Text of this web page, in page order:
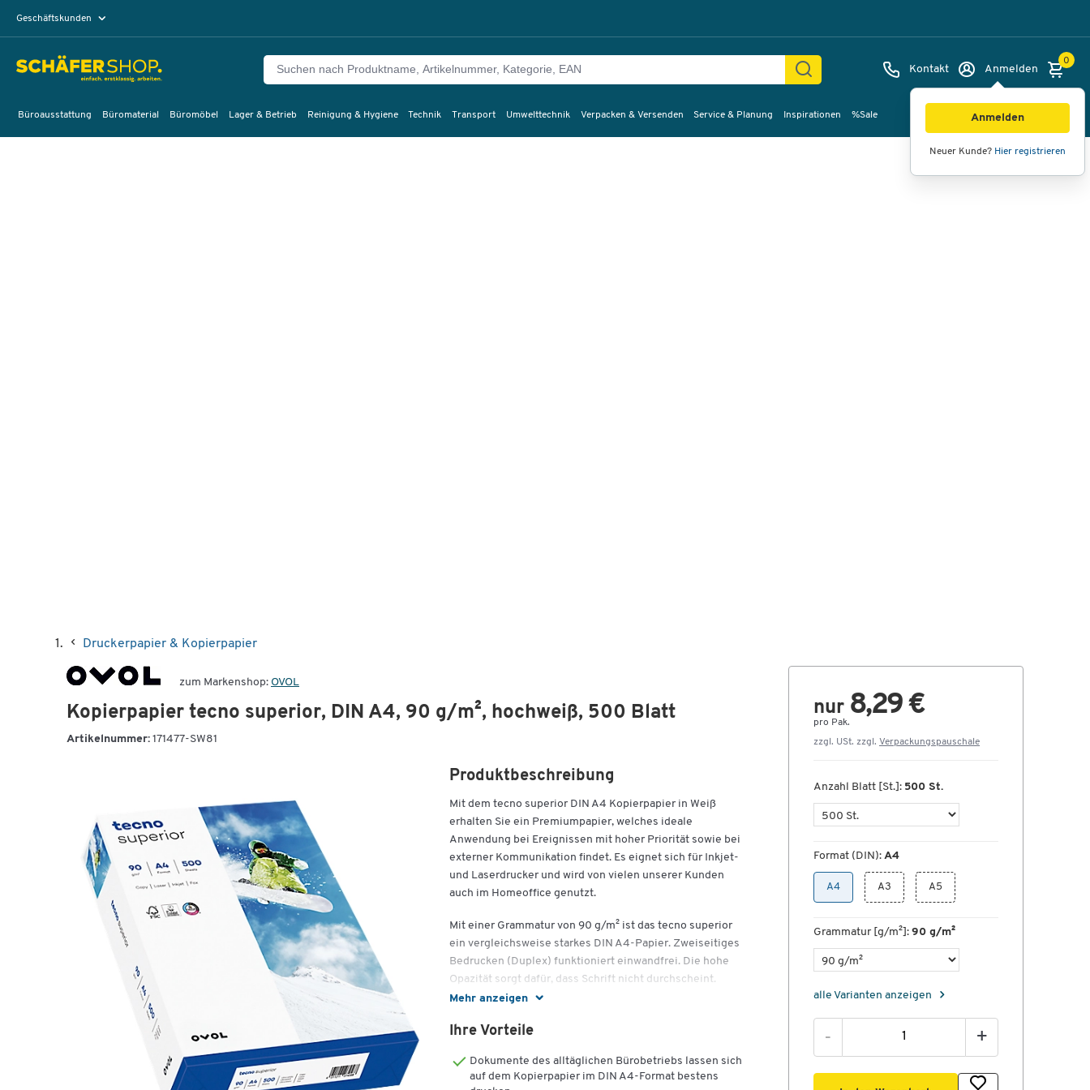
Geschäftskunden
Kontakt Anmelden
Anmelden
Neuer Kunde? Hier registrieren
0
Büroausstattung Büromaterial Büromöbel Lager & Betrieb Reinigung & Hygiene Technik Transport Umwelttechnik Verpacken & Versenden Service & Planung Inspirationen %Sale
Druckerpapier & Kopierpapier
zum Markenshop: OVOL
Kopierpapier tecno superior, DIN A4, 90 g/m², hochweiß, 500 Blatt
Artikelnummer: 171477-SW81
Mehr anzeigen
Produktbeschreibung
Mit dem tecno superior DIN A4 Kopierpapier in Weiß
erhalten Sie ein Premiumpapier, welches ideale
Anwendung bei Ereignissen mit hoher Priorität sowie bei
externer Kommunikation findet. Es eignet sich für Inkjet-
und Laserdrucker und wird von vielen unserer Kunden
auch im Homeoffice genutzt.
Mit einer Grammatur von 90 g/m² ist das tecno superior
ein vergleichsweise starkes DIN A4-Papier. Zweiseitiges
Bedrucken (Duplex) funktioniert einwandfrei. Die hohe
Opazität sorgt dafür, dass Schrift nicht durchscheint.
durch eine glatte Oberfläche und einen exzellenten
Qualität und ausgezeichnete Druckresultate. Das Plus an
reichhaltigen Farben, tiefem Schwarz und schneller
Ihre Vorteile
Dokumente des alltäglichen Bürobetriebs lassen sich
auf dem Kopierpapier im DIN A4-Format bestens
nur 8,29 €
pro Pak.
zzgl. USt. zzgl. Verpackungspauschale
Anzahl Blatt [St.]: 500 St.
Format (DIN): A4
A4 A3 A5
Grammatur [g/m²]: 90 g/m²
alle Varianten anzeigen
- +
Bilder Videos 360°-Ansicht